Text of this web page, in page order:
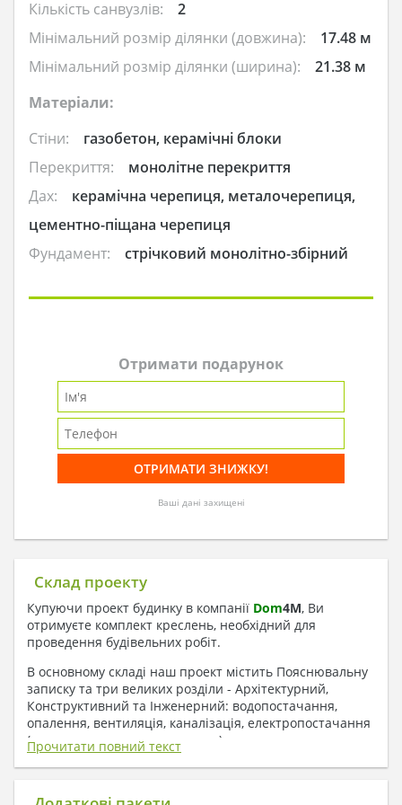
Кількість санвузлів:
2
Мінімальний розмір ділянки (довжина):
17.48 м
Мінімальний розмір ділянки (ширина):
21.38 м
Матеріали:
Стіни:
газобетон, керамічні блоки
Перекриття:
монолітне перекриття
Дах:
керамічна черепиця, металочерепиця,
цементно-піщана черепиця
Фундамент:
стрічковий монолітно-збірний
Отримати подарунок
Ваші дані захищені
Склад проекту
Купуючи проект будинку в компанії Dom4M, Ви
отримуєте комплект креслень, необхідний для
проведення будівельних робіт.
В основному складі наш проект містить Пояснювальну
записку та три великих розділи - Архітектурний,
Конструктивний та Інженерний: водопостачання,
опалення, вентиляція, каналізація, електропостачання
( купується за додаткову плату ).
1. До складу Архітектурного розділу
Прочитати повний текст